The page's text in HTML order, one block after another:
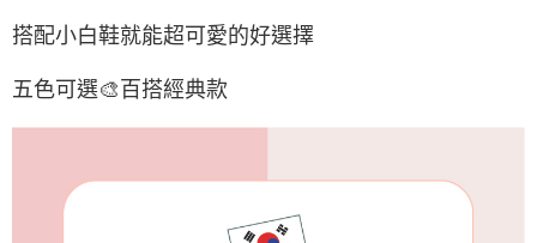
每筆NT$125，滿NT$1,500(含以上)免運費
其他海外郵寄
搭配小白鞋就能超可愛的好選擇
五色可選🎨百搭經典款